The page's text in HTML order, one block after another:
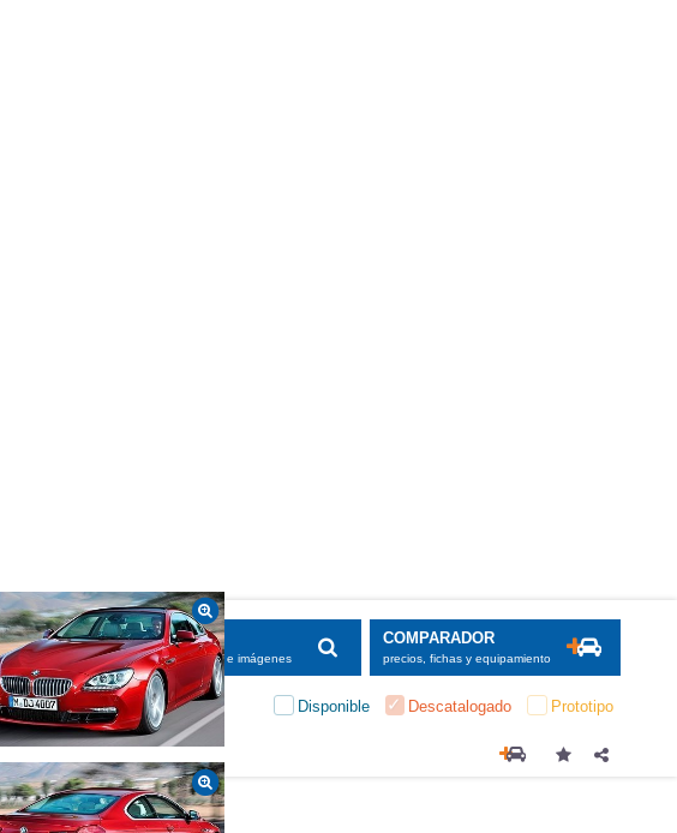
BUSCADOR
informaciones, fichas e imágenes
COMPARADOR
precios, fichas y equipamiento
Disponible Descatalogado Prototipo